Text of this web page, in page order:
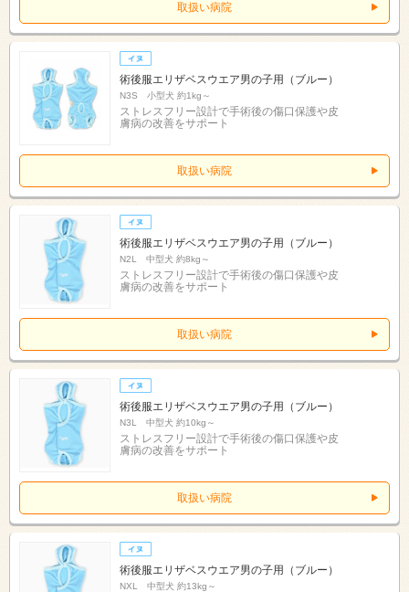
取扱い病院
術後服エリザベスウエア男の子用（ブルー）
N3S 小型犬 約1kg～
ストレスフリー設計で手術後の傷口保護や皮
膚病の改善をサポート
取扱い病院
術後服エリザベスウエア男の子用（ブルー）
N2L 中型犬 約8kg～
ストレスフリー設計で手術後の傷口保護や皮
膚病の改善をサポート
取扱い病院
術後服エリザベスウエア男の子用（ブルー）
N3L 中型犬 約10kg～
ストレスフリー設計で手術後の傷口保護や皮
膚病の改善をサポート
取扱い病院
術後服エリザベスウエア男の子用（ブルー）
NXL 中型犬 約13kg～